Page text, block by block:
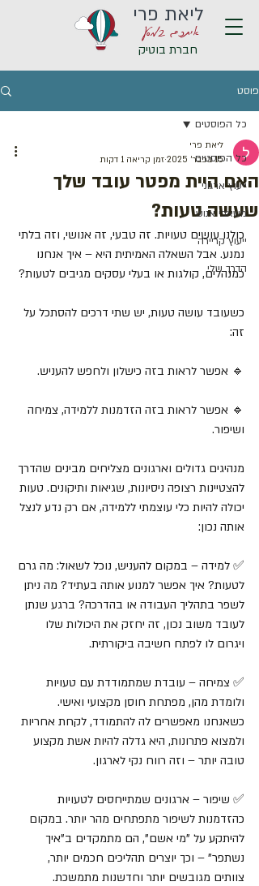
איתכם במסע
ליאת פרי
חברת בוטיק
פוסט
כל הפוסטים
ייעוץ ארגוני
משאבי אנוש
ייעוץ קריירה
הדרך שלי
כל הפוסטים
האם היית מפטר עובד שלך
שעשה טעות?
ליאת פרי
15 בפבר׳ 2025
זמן קריאה 1 דקות
כולנו עושים טעויות. זה טבעי, זה אנושי, וזה בלתי
נמנע. אבל השאלה האמיתית היא – איך אנחנו
כמנהלים, קולגות או בעלי עסקים מגיבים לטעות?
כשעובד עושה טעות, יש שתי דרכים להסתכל על
זה:
🔹 אפשר לראות בזה כישלון ולחפש להעניש.
🔹 אפשר לראות בזה הזדמנות ללמידה, צמיחה
ושיפור.
מנהיגים גדולים וארגונים מצליחים מבינים שהדרך
להצטיינות רצופה ניסיונות, שגיאות ותיקונים. טעות
יכולה להיות כלי עוצמתי ללמידה, אם רק נדע לנצל
אותה נכון:
✅ למידה – במקום להעניש, נוכל לשאול: מה גרם
לטעות? איך אפשר למנוע אותה בעתיד? מה ניתן
לשפר בתהליך העבודה או בהדרכה? ברגע שנתן
לעובד משוב נכון, זה יחזק את היכולות שלו
ויגרום לו לפתח חשיבה ביקורתית.
✅ צמיחה – עובדת שמתמודדת עם טעויות
ולומדת מהן, מפתחת חוסן מקצועי ואישי.
כשאנחנו מאפשרים לה להתמודד, לקחת אחריות
ולמצוא פתרונות, היא גדלה להיות אשת מקצוע
טובה יותר – וזה רווח נקי לארגון.
✅ שיפור – ארגונים שמתייחסים לטעויות
כהזדמנות לשיפור מתפתחים מהר יותר. במקום
להיתקע על "מי אשם", הם מתמקדים ב"איך
נשתפר" – וכך יוצרים תהליכים חכמים יותר,
צוותים מגובשים יותר וחדשנות מתמשכת.